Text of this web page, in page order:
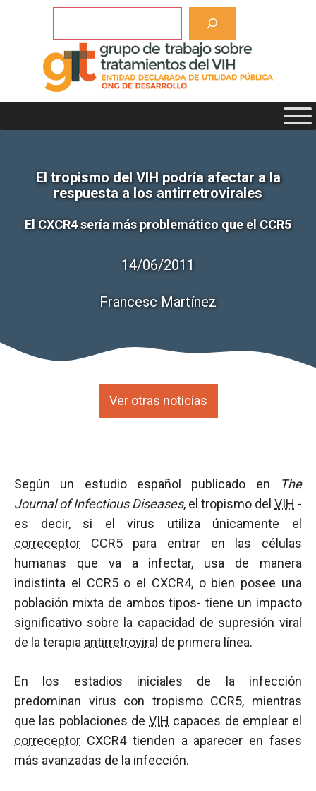
El tropismo del VIH podría afectar a la
respuesta a los antirretrovirales
El CXCR4 sería más problemático que el CCR5
14/06/2011
Francesc Martínez
Ver otras noticias
Según un estudio español publicado en
The
Journal of Infectious Diseases, el tropismo del VIH -
es decir, si el virus utiliza únicamente el
correceptor CCR5 para entrar en las células
humanas que va a infectar, usa de manera
indistinta el CCR5 o el CXCR4, o bien posee una
población mixta de ambos tipos- tiene un impacto
significativo sobre la capacidad de supresión viral
de la terapia antirretroviral de primera línea.
En los estadios iniciales de la infección
predominan virus con tropismo CCR5, mientras
que las poblaciones de VIH capaces de emplear el
correceptor CXCR4 tienden a aparecer en fases
más avanzadas de la infección.